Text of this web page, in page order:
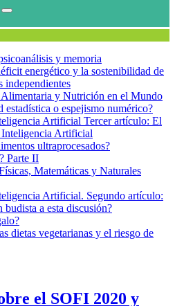
y memoria
energético y la sostenibilidad de
independientes
Alimentaria y Nutrición en el Mundo
o espejismo numérico?
Artificial Tercer artículo: El
Artificial
ultraprocesados?
Parte II
Matemáticas y Naturales
Artificial. Segundo artículo:
a esta discusión?
dietas vegetarianas y el riesgo de
el SOFI 2020 y